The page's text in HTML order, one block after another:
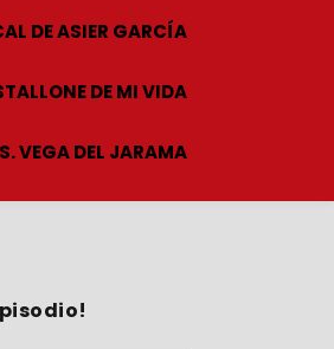
DE ASIER GARCÍA
DE MI VIDA
VEGA DEL JARAMA